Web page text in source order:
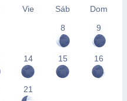
Vie Sáb
Dom
8
9
14 15 16
21